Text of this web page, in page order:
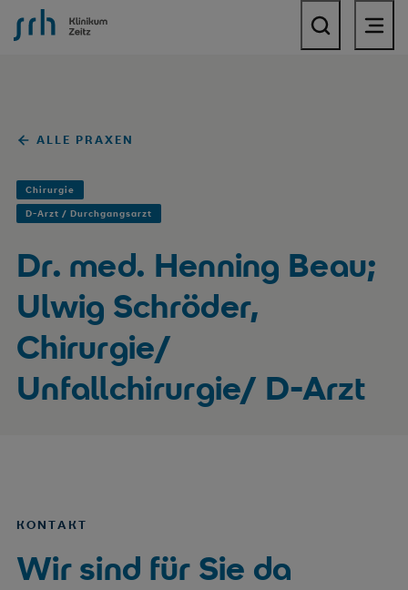
SRH Krankenhaus Zeitz
ALLE PRAXEN
Chirurgie
D-Arzt / Durchgangsarzt
Dr. med. Henning Beau;
Ulwig Schröder,
Chirurgie/
Unfallchirurgie/ D-Arzt
KONTAKT
Wir sind für Sie da